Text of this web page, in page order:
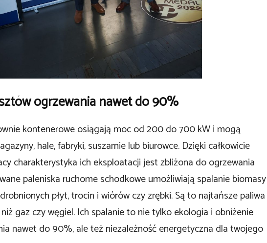
ogrzewania nawet do 90%
kontenerowe osiągają moc od 200 do 700 kW i mogą
hale, fabryki, suszarnie lub biurowce. Dzięki całkowicie
charakterystyka ich eksploatacji jest zbliżona do ogrzewania
paleniska ruchome schodkowe umożliwiają spalanie biomasy
płyt, trocin i wiórów czy zrębki. Są to najtańsze paliwa
gaz czy węgiel. Ich spalanie to nie tylko ekologia i obniżenie
nawet do 90%, ale też niezależność energetyczna dla twojego